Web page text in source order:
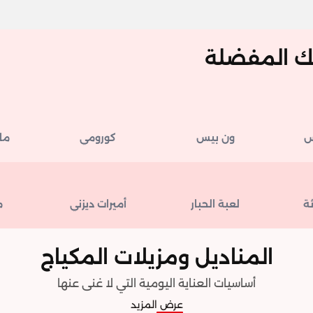
المفضلة
ون بيس كورومي
لعبة الحبار أميرات ديزني
المناديل ومزيلات المكياج
أساسيات العناية اليومية التي لا غنى عنها
عرض المزيد